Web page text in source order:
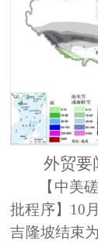
外贸要
【中美
批程序】 10
吉隆坡结束